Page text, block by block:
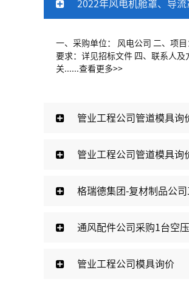
2022年风电机舱罩、导流
一、采购单位： 风电公司 二、项
要求：详见招标文件 四、联系人
关......查看更多>>
管业工程公司管道模具询
管业工程公司管道模具询
格瑞德集团-复材制品公
通风配件公司采购1台空
管业工程公司模具询价
临西住宅太阳能热水器采购